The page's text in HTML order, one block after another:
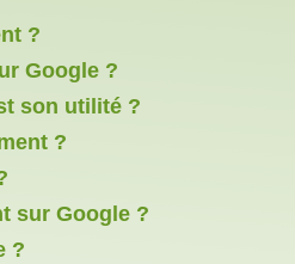
?
Google ?
son utilité ?
?
sur Google ?
?